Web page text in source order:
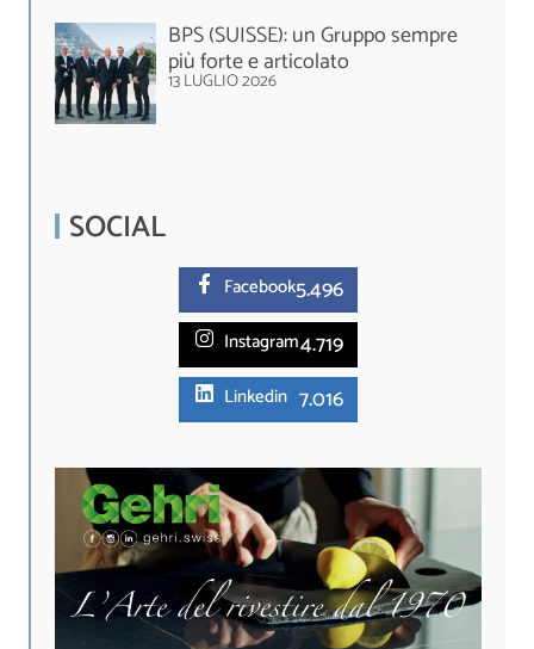
BPS (SUISSE): un Gruppo sempre
più forte e articolato
13 LUGLIO 2026
SOCIAL
Facebook5.496
Instagram4.719
Linkedin 7.016